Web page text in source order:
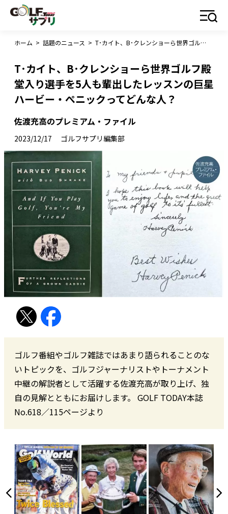
ホーム > 話題のニュース > T･カイト、B･クレンショーら世界ゴルフ殿堂入り選手を5人も輩出したレッスンの巨星ハービー・ぺニックってどんな人？
T･カイト、B･クレンショーら世界ゴルフ殿
堂入り選手を5人も輩出したレッスンの巨星
ハービー・ぺニックってどんな人？
佐渡充高のプレミアム・ファイル
2023/12/17 ゴルフサプリ編集部
ゴルフ番組やゴルフ雑誌ではあまり語られることのな
いトピックを、ゴルフジャーナリストやトーナメント
中継の解説者として活躍する佐渡充高が取り上げ、独
自の見解とともにお届けします。 GOLF TODAY本誌
No.618／115ページより